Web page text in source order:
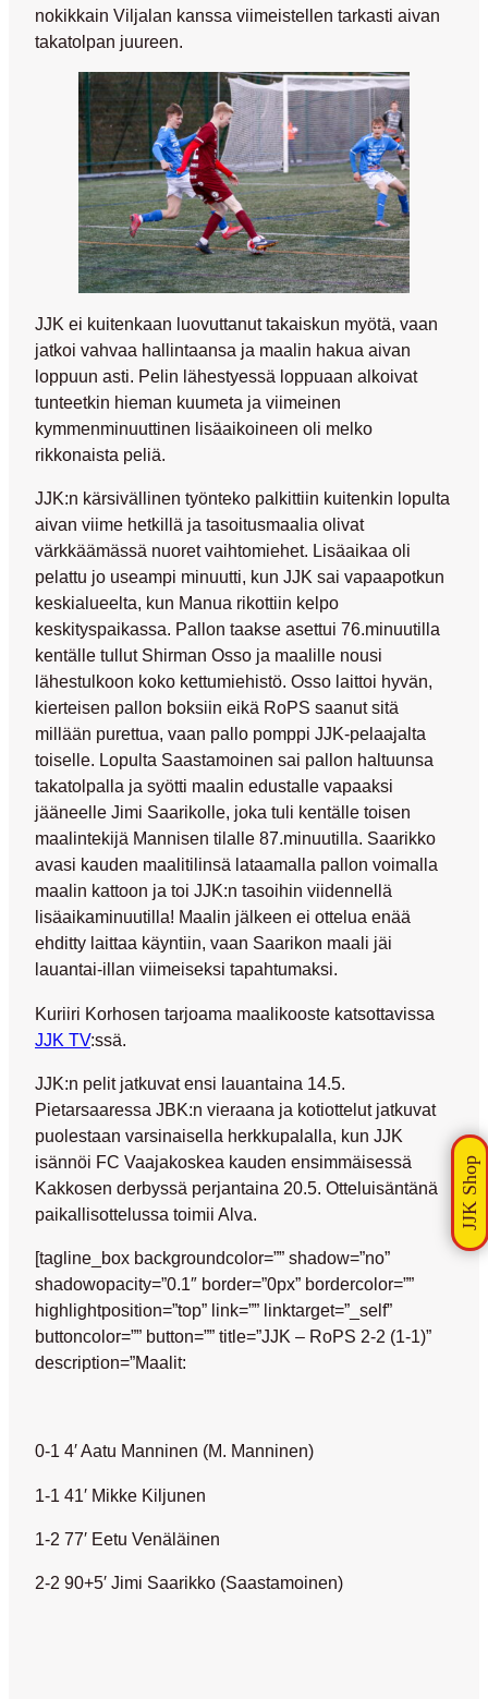
nokikkain Viljalan kanssa viimeistellen tarkasti aivan
takatolpan juureen.
JJK ei kuitenkaan luovuttanut takaiskun myötä, vaan
jatkoi vahvaa hallintaansa ja maalin hakua aivan
loppuun asti. Pelin lähestyessä loppuaan alkoivat
tunteetkin hieman kuumeta ja viimeinen
kymmenminuuttinen lisäaikoineen oli melko
rikkonaista peliä.
JJK:n kärsivällinen työnteko palkittiin kuitenkin lopulta
aivan viime hetkillä ja tasoitusmaalia olivat
värkkäämässä nuoret vaihtomiehet. Lisäaikaa oli
pelattu jo useampi minuutti, kun JJK sai vapaapotkun
keskialueelta, kun Manua rikottiin kelpo
keskityspaikassa. Pallon taakse asettui 76.minuutilla
kentälle tullut Shirman Osso ja maalille nousi
lähestulkoon koko kettumiehistö. Osso laittoi hyvän,
kierteisen pallon boksiin eikä RoPS saanut sitä
millään purettua, vaan pallo pomppi JJK-pelaajalta
toiselle. Lopulta Saastamoinen sai pallon haltuunsa
takatolpalla ja syötti maalin edustalle vapaaksi
jääneelle Jimi Saarikolle, joka tuli kentälle toisen
maalintekijä Mannisen tilalle 87.minuutilla. Saarikko
avasi kauden maalitilinsä lataamalla pallon voimalla
maalin kattoon ja toi JJK:n tasoihin viidennellä
lisäaikaminuutilla! Maalin jälkeen ei ottelua enää
ehditty laittaa käyntiin, vaan Saarikon maali jäi
lauantai-illan viimeiseksi tapahtumaksi.
Kuriiri Korhosen tarjoama maalikooste katsottavissa
JJK TV:ssä.
JJK:n pelit jatkuvat ensi lauantaina 14.5.
Pietarsaaressa JBK:n vieraana ja kotiottelut jatkuvat
puolestaan varsinaisella herkkupalalla, kun JJK
isännöi FC Vaajakoskea kauden ensimmäisessä
Kakkosen derbyssä perjantaina 20.5. Otteluisäntänä
paikallisottelussa toimii Alva.
[tagline_box backgroundcolor=”” shadow=”no”
shadowopacity=”0.1″ border=”0px” bordercolor=””
highlightposition=”top” link=”” linktarget=”_self”
buttoncolor=”” button=”” title=”JJK – RoPS 2-2 (1-1)”
description=”Maalit:
0-1 4′ Aatu Manninen (M. Manninen)
1-1 41′ Mikke Kiljunen
1-2 77′ Eetu Venäläinen
2-2 90+5′ Jimi Saarikko (Saastamoinen)